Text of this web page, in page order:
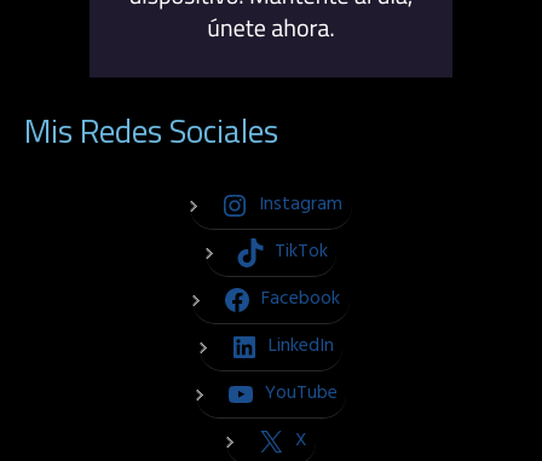
Mis Redes Sociales
Instagram
TikTok
Facebook
LinkedIn
YouTube
X